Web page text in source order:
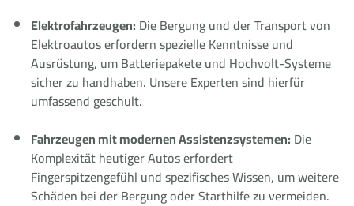
Elektrofahrzeugen: Die Bergung und der Transport von
Elektroautos erfordern spezielle Kenntnisse und
Ausrüstung, um Batteriepakete und Hochvolt-Systeme
sicher zu handhaben. Unsere Experten sind hierfür
umfassend geschult.
Fahrzeugen mit modernen Assistenzsystemen: Die
Komplexität heutiger Autos erfordert
Fingerspitzengefühl und spezifisches Wissen, um weitere
Schäden bei der Bergung oder Starthilfe zu vermeiden.